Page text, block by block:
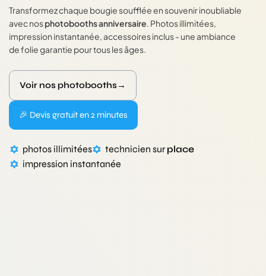
Transformez chaque bougie soufflée en souvenir inoubliable
avec nosphotobooths anniversaire. Photos illimitées,
impression instantanée, accessoires inclus - une ambiance
de folie garantie pour tous les âges.
🎉 Devis gratuit en 2 minutes
Voir nos photobooths→
photos illimitées technicien sur place
impression instantanée